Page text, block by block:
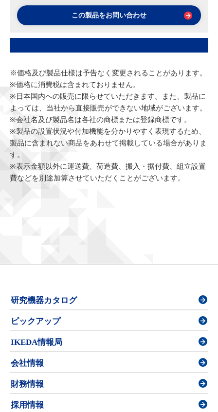
この製品をお問い合わせ
※価格及び製品仕様は予告なく変更されることがあります。
※価格に消費税は含まれておりません。
※日本国内への販売に限らせていただきます。また、製品に
よっては、当社から直接販売ができない地域がございます。
※会社名及び製品名は各社の商標または登録商標です。
※製品の設置状況や付加機能を分かりやすく表現するため、
製品に含まれない商品をあわせて掲載している場合がありま
す。
※表示金額以外に運送費、荷造費、搬入・据付費、組立設置
費などを別途加算させていただくことがございます。
研究機器カタログ
ピックアップ
IKEDA情報局
会社情報
財務情報
採用情報